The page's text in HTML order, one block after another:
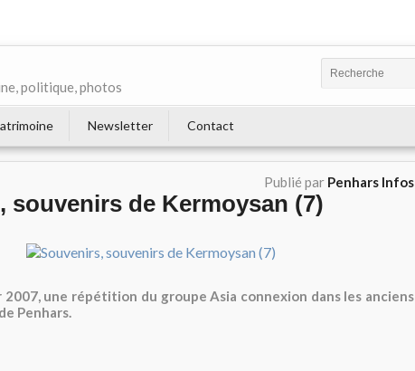
politique, photos
Newsletter Contact
Publié par Penhars Infos
souvenirs de Kermoysan (7)
une répétition du groupe Asia connexion dans les anciens
Penhars.